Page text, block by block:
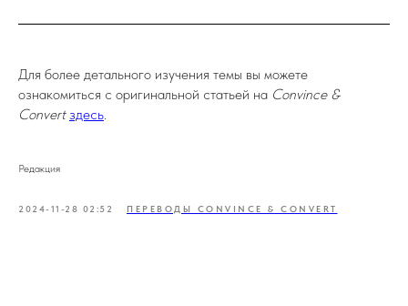
Для более детального изучения темы вы можете
ознакомиться с оригинальной статьей на Convince &
Convert здесь.
Редакция
2024-11-28 02:52 ПЕРЕВОДЫ CONVINCE & CONVERT